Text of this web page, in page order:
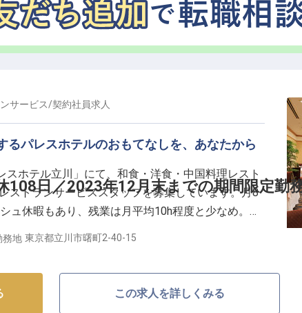
108日／2023年12月末までの期間限定勤
サービス/契約社員求人
るパレスホテルのおもてなしを、あなたから
ホテル立川」にて、和食・洋食・中国料理レスト
ストランサービススタッフを募集しています。月8
ュ休暇もあり、残業は月平均10h程度と少なめ。経
ていくので、未経験の方もご安心ください。充実の
をぜひ自分のものにしてください！
務地 東京都立川市曙町2-40-15
この求人を詳しくみる